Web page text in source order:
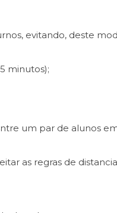
evitando, deste
minutos);
um par de alunos
as regras de